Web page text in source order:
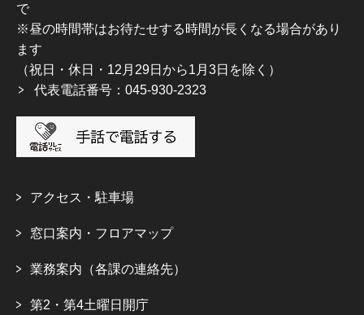
で
※昼の時間帯はお待たせする時間が長くなる場合があり
ます
（祝日・休日・12月29日から1月3日を除く）
代表電話番号：045-930-2323
アクセス・駐車場
窓口案内・フロアマップ
業務案内（各課の連絡先）
第2・第4土曜日開庁